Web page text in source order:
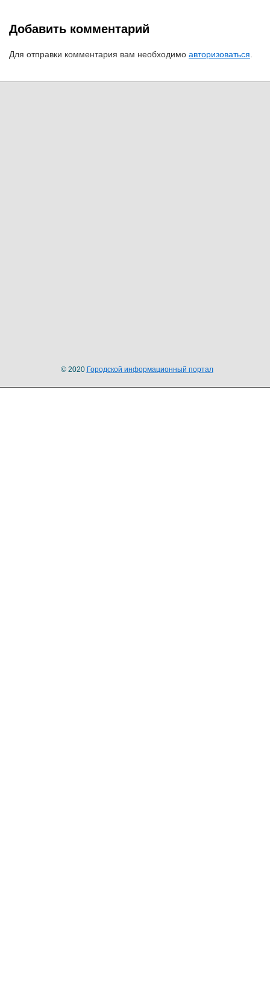
Добавить комментарий
Для отправки комментария вам необходимо авторизоваться
© 2020 Городской информационный портал